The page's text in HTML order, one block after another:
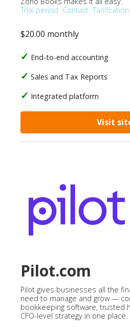
Trial period Contact Tarification
$20.00 monthly
End-to-end accounting
Sales and Tax Reports
Integrated platform
Visit
Pilot.com
Pilot gives businesses all the
need to manage and grow —
bookkeeping software, trusted
CFO-level strategy in one place.